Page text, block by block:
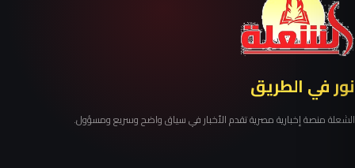
نور في الطريق
الشعلة منصة إخبارية مصرية تقدم الأخبار في سياق واضح وسريع ومسؤول.